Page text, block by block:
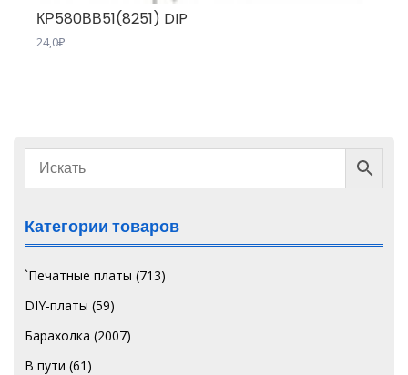
КР580ВВ51(8251) DIP
24,0₽
Категории товаров
`Печатные платы (713)
DIY-платы (59)
Барахолка (2007)
В пути (61)